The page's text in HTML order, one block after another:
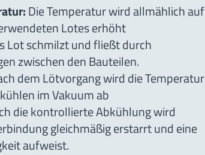
Die Temperatur wird allmählich auf
Lotes erhöht
Lot schmilzt und fließt durch
zwischen den Bauteilen.
dem Lötvorgang wird die Temperatur
im Vakuum ab
die kontrollierte Abkühlung wird
gleichmäßig erstarrt und eine
aufweist.